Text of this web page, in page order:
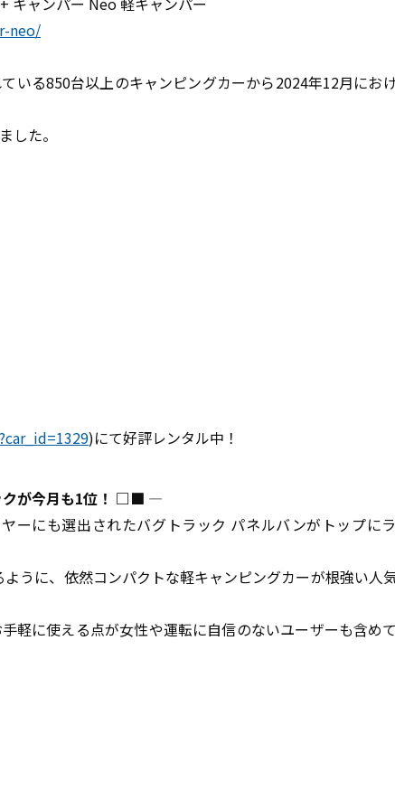
neo/
いる850台以上のキャンピングカーから2024年12月にお
した。
)にて好評レンタル中！
クが今月も1位！ □■ ――――――――――――――――――――――――――――――――――――――――
ーにも選出されたバグトラック パネルバンがトップに
うに、依然コンパクトな軽キャンピングカーが根強い人
軽に使える点が女性や運転に自信のないユーザーも含め